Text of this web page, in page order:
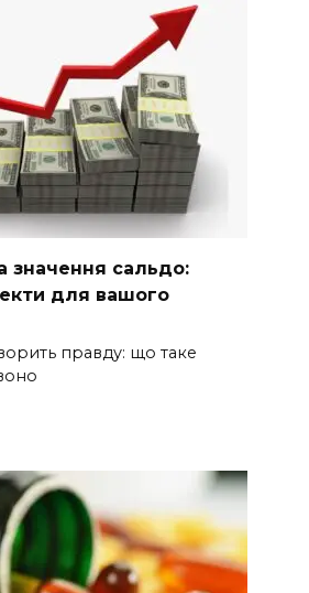
значення сальдо:
для вашого
правду: що таке